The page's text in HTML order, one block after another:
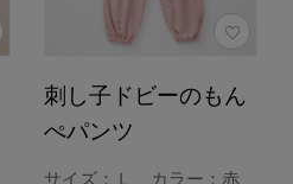
刺し子ドビーのもん
ぺパンツ
サイズ：Ｌ カラー：赤